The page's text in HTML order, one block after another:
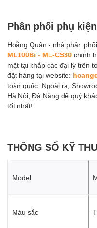
Phân phối phụ
Hoằng Quân - nhà phân phối
ML100Bi - ML-CS30 chính
mặt tại khắp các đại lý trên
đặt hàng tại website:
toàn quốc. Ngoài ra,
Hà Nội, Đà Nẵng để quý
tốt nhất!
THÔNG SỐ KỸ
Model
Màu sắc